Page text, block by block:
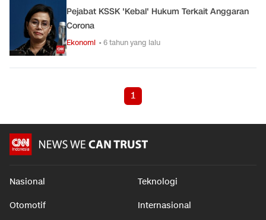
Pejabat KSSK 'Kebal' Hukum Terkait Anggaran
Corona
Ekonomi • 6 tahun yang lalu
1
Nasional Teknologi
Otomotif Internasional